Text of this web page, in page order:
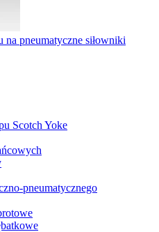
na pneumatyczne siłowniki
Scotch Yoke
pneumatycznego